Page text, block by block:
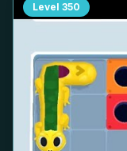
Level 350